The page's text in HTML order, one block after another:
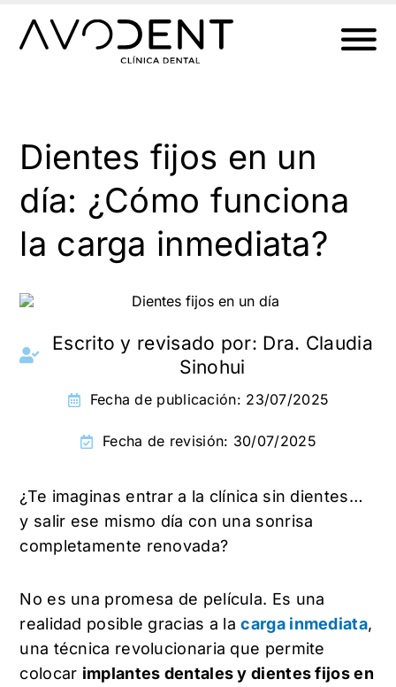
contenido
Dientes fijos en un
día: ¿Cómo funciona
la carga inmediata?
Escrito y revisado por: Dra. Claudia
Sinohui
Fecha de publicación: 23/07/2025
Fecha de revisión: 30/07/2025
¿Te imaginas entrar a la clínica sin dientes…
y salir ese mismo día con una sonrisa
completamente renovada?
No es una promesa de película. Es una
realidad posible gracias a lacarga inmediata,
una técnica revolucionaria que permite
colocar implantes dentales y dientes fijos en